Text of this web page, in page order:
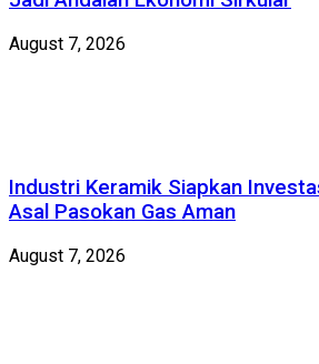
August 7, 2026
Industri Keramik Siapkan
Asal Pasokan Gas Aman
August 7, 2026